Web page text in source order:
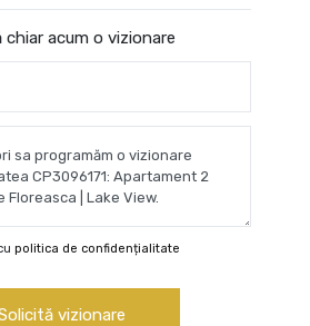
chiar acum o vizionare
politica de confidențialitate
vizionare